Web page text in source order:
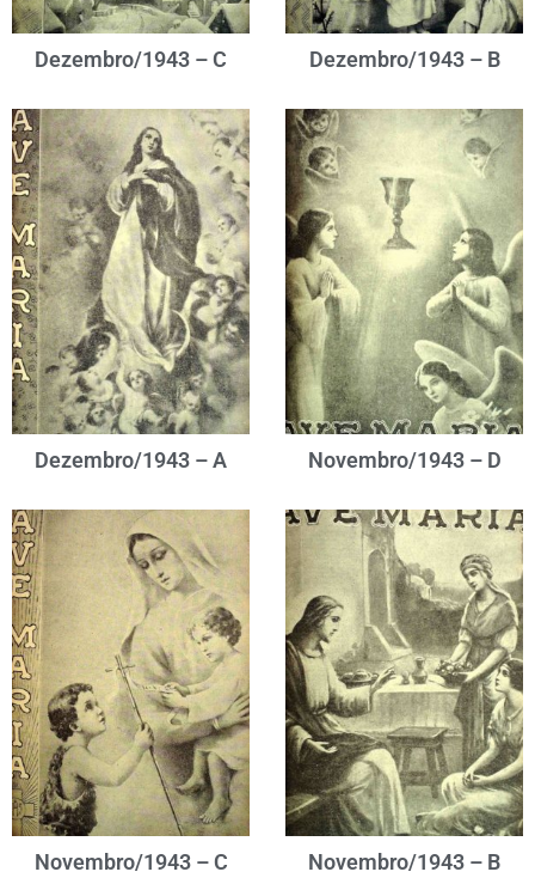
Dezembro/1943 – C Dezembro/1943 – B
Dezembro/1943 – A Novembro/1943 – D
Novembro/1943 – C Novembro/1943 – B